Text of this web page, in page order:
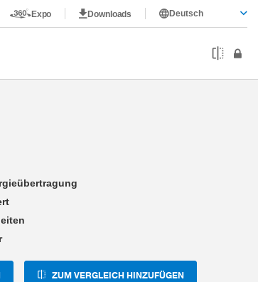
Expo Downloads Deutsch
ZUM VERGLEICH HINZUFÜGEN